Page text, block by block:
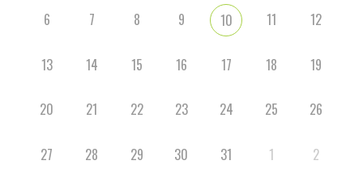
6 7 8 9 10 11 12
13 14 15 16 17 18 19
20 21 22 23 24 25 26
27 28 29 30 31 1 2